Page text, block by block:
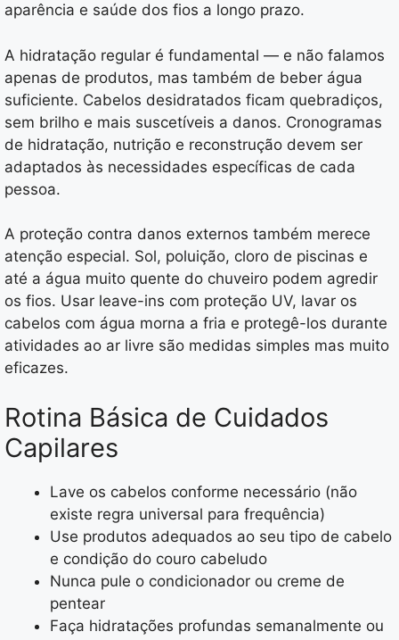
aparência e saúde dos fios a longo prazo.
A hidratação regular é fundamental — e não falamos
apenas de produtos, mas também de beber água
suficiente. Cabelos desidratados ficam quebradiços,
sem brilho e mais suscetíveis a danos. Cronogramas
de hidratação, nutrição e reconstrução devem ser
adaptados às necessidades específicas de cada
pessoa.
A proteção contra danos externos também merece
atenção especial. Sol, poluição, cloro de piscinas e
até a água muito quente do chuveiro podem agredir
os fios. Usar leave-ins com proteção UV, lavar os
cabelos com água morna a fria e protegê-los durante
atividades ao ar livre são medidas simples mas muito
eficazes.
Rotina Básica de Cuidados
Capilares
Lave os cabelos conforme necessário (não
existe regra universal para frequência)
Use produtos adequados ao seu tipo de cabelo
e condição do couro cabeludo
Nunca pule o condicionador ou creme de
pentear
Faça hidratações profundas semanalmente ou